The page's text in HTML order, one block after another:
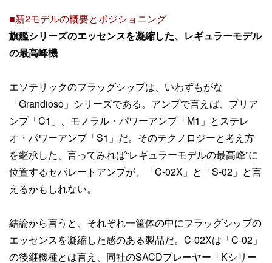
■新2モデルの概要とポジショニング
旗艦シリーズのエッセンスを凝縮した、レギュラーモデル
の最高峰機
エソテリックのフラッグシップは、いわずもがな
「Grandioso」シリーズである。アンプで言えば、プリア
ンプ「C1」、モノラル・パワーアンプ「M1」とステレ
オ・パワーアンプ「S1」だ。そのテクノロジーと考え方
を継承した、言ってみれば“レギュラーモデルの最高峰”に
位置するセパレートアンプが、「C-02X」と「S-02」と言
えるかもしれない。
結論から言うと、それぞれ一筐体の中にフラッグシップの
エッセンスを凝縮した感のある製品だ。C-02Xは「C-02」
の後継機種とは言え、同社のSACDプレーヤー「Kシリー